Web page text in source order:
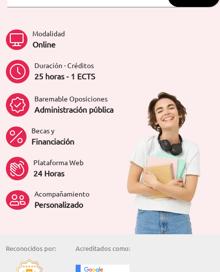
Modalidad
Online
Duración - Créditos
25 horas - 1 ECTS
Baremable Oposiciones
Administración pública
Becas y
Financiación
Plataforma Web
24 Horas
Acompañamiento
Personalizado
Reconocidos por: Acreditados como: